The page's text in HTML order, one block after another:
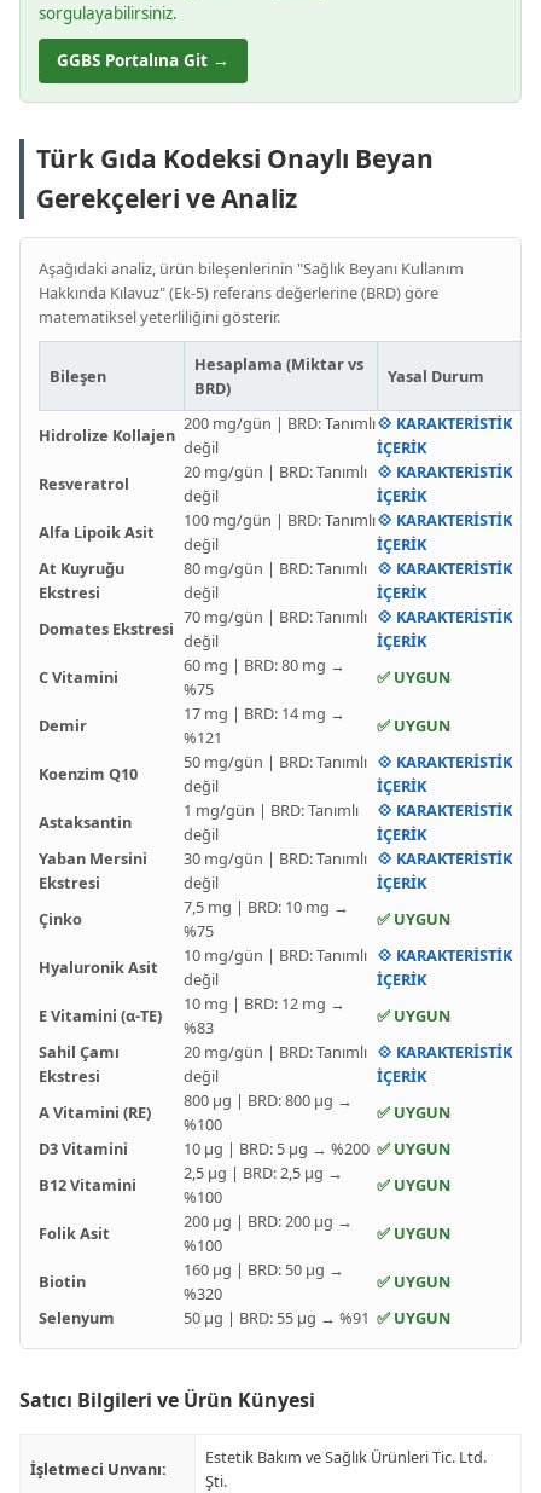
sorgulayabilirsiniz.
GGBS Portalına Git →
Türk Gıda Kodeksi Onaylı Beyan
Gerekçeleri ve Analiz
Aşağıdaki analiz, ürün bileşenlerinin "Sağlık Beyanı Kullanım
Hakkında Kılavuz" (Ek-5) referans değerlerine (BRD) göre
matematiksel yeterliliğini gösterir.
Bileşen
Hesaplama (Miktar vs
BRD)
Yasal Durum
Hidrolize Kollajen
200 mg/gün | BRD: Tanımlı
değil
💠 KARAKTERİSTİK
İÇERİK
Resveratrol
20 mg/gün | BRD: Tanımlı
değil
💠 KARAKTERİSTİK
İÇERİK
Alfa Lipoik Asit
100 mg/gün | BRD: Tanımlı
değil
💠 KARAKTERİSTİK
İÇERİK
At Kuyruğu
Ekstresi
80 mg/gün | BRD: Tanımlı
değil
💠 KARAKTERİSTİK
İÇERİK
Domates Ekstresi
70 mg/gün | BRD: Tanımlı
değil
💠 KARAKTERİSTİK
İÇERİK
C Vitamini
60 mg | BRD: 80 mg →
%75
✅ UYGUN
Demir
17 mg | BRD: 14 mg →
%121
✅ UYGUN
Koenzim Q10
50 mg/gün | BRD: Tanımlı
değil
💠 KARAKTERİSTİK
İÇERİK
Astaksantin
1 mg/gün | BRD: Tanımlı
değil
💠 KARAKTERİSTİK
İÇERİK
Yaban Mersini
Ekstresi
30 mg/gün | BRD: Tanımlı
değil
💠 KARAKTERİSTİK
İÇERİK
Çinko
7,5 mg | BRD: 10 mg →
%75
✅ UYGUN
Hyaluronik Asit
10 mg/gün | BRD: Tanımlı
değil
💠 KARAKTERİSTİK
İÇERİK
E Vitamini (α-TE)
10 mg | BRD: 12 mg →
%83
✅ UYGUN
Sahil Çamı
Ekstresi
20 mg/gün | BRD: Tanımlı
değil
💠 KARAKTERİSTİK
İÇERİK
A Vitamini (RE)
800 µg | BRD: 800 µg →
%100
✅ UYGUN
D3 Vitamini
10 µg | BRD: 5 µg → %200 ✅ UYGUN
B12 Vitamini
2,5 µg | BRD: 2,5 µg →
%100
✅ UYGUN
Folik Asit
200 µg | BRD: 200 µg →
%100
✅ UYGUN
Biotin
160 µg | BRD: 50 µg →
%320
✅ UYGUN
Selenyum
50 µg | BRD: 55 µg → %91 ✅ UYGUN
Satıcı Bilgileri ve Ürün Künyesi
İşletmeci Unvanı:
Estetik Bakım ve Sağlık Ürünleri Tic. Ltd.
Şti.